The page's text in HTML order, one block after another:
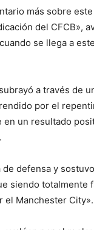
más sobre
del CFCB»,
se llega a
a través de
por el
un resultado
defensa y
siendo totalmente
el Manchester City».